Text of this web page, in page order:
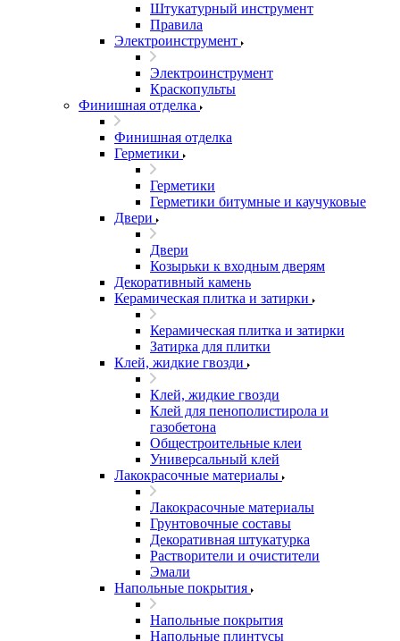
Штукатурный инструмент
Правила
Электроинструмент
Электроинструмент
Краскопульты
Финишная отделка
Финишная отделка
Герметики
Герметики
Герметики битумные и каучуковые
Двери
Двери
Козырьки к входным дверям
Декоративный камень
Керамическая плитка и затирки
Керамическая плитка и затирки
Затирка для плитки
Клей, жидкие гвозди
Клей, жидкие гвозди
Клей для пенополистирола и
газобетона
Общестроительные клеи
Универсальный клей
Лакокрасочные материалы
Лакокрасочные материалы
Грунтовочные составы
Декоративная штукатурка
Растворители и очистители
Эмали
Напольные покрытия
Напольные покрытия
Напольные плинтусы